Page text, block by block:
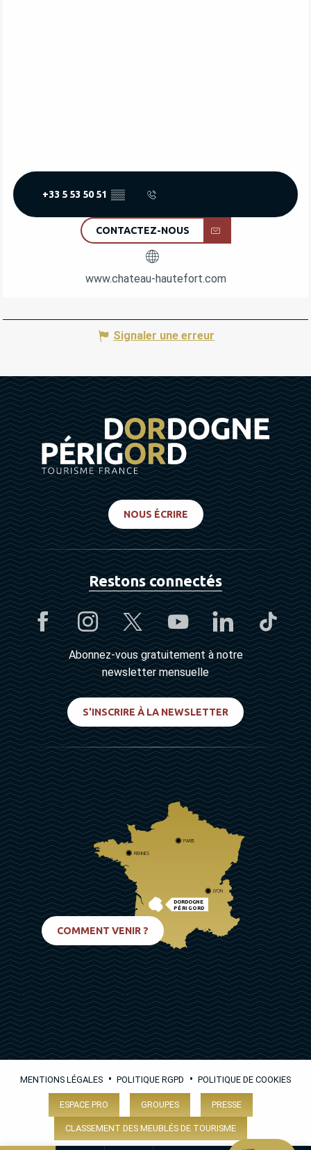
+33 5 53 50 51 ▒▒
CONTACTEZ-NOUS
www.chateau-hautefort.com
Signaler une erreur
NOUS ÉCRIRE
Restons connectés
Abonnez-vous gratuitement à notre
newsletter mensuelle
S'INSCRIRE À LA NEWSLETTER
DORDOGNE
PÉRIGORD
PARIS
RENNES
LYON
COMMENT VENIR ?
MENTIONS LÉGALES • POLITIQUE RGPD • POLITIQUE DE COOKIES
ESPACE PRO GROUPES PRESSE
CLASSEMENT DES MEUBLÉS DE TOURISME